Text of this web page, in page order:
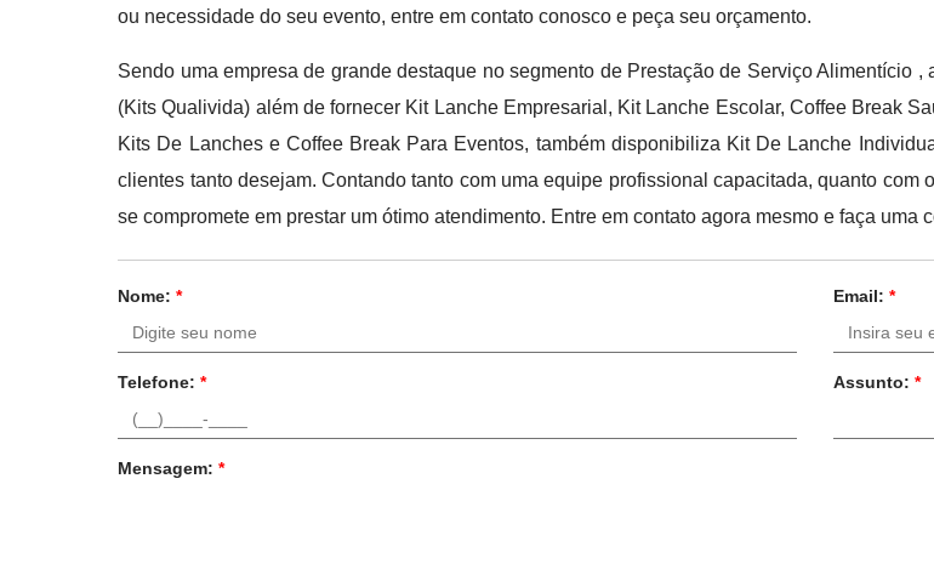
ou necessidade do seu evento, entre em contato conosco e peça seu orçamento.
Sendo uma empresa de grande destaque no segmento de Prestação de Serviço Alimentício ,
(Kits Qualivida) além de fornecer Kit Lanche Empresarial, Kit Lanche Escolar, Coffee Break
Kits De Lanches e Coffee Break Para Eventos, também disponibiliza Kit De Lanche
clientes tanto desejam. Contando tanto com uma equipe profissional capacitada, quanto
se compromete em prestar um ótimo atendimento. Entre em contato agora mesmo e faça uma
Nome:* Email: *
Telefone:* Assunto: *
Mensagem:*